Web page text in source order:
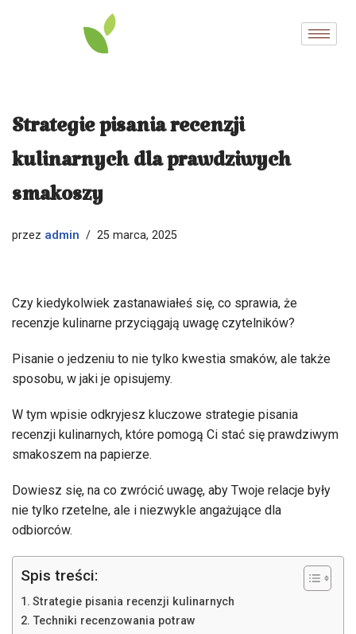
Strategie pisania recenzji
kulinarnych dla prawdziwych
smakoszy
przez admin 25 marca, 2025
Czy kiedykolwiek zastanawiałeś się, co sprawia, że
recenzje kulinarne przyciągają uwagę czytelników?
Pisanie o jedzeniu to nie tylko kwestia smaków, ale także
sposobu, w jaki je opisujemy.
W tym wpisie odkryjesz kluczowe strategie pisania
recenzji kulinarnych, które pomogą Ci stać się prawdziwym
smakoszem na papierze.
Dowiesz się, na co zwrócić uwagę, aby Twoje relacje były
nie tylko rzetelne, ale i niezwykle angażujące dla
odbiorców.
Spis treści:
Strategie pisania recenzji kulinarnych
Techniki recenzowania potraw